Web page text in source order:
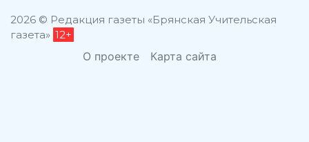
2026 © Редакция газеты «Брянская Учительская
газета» 12+
О проекте Карта сайта